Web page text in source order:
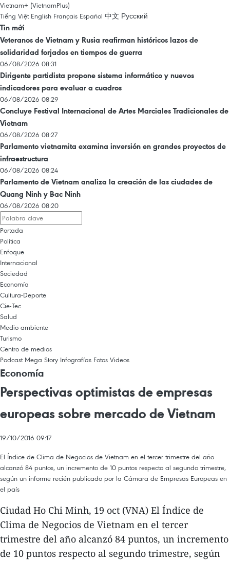
Vietnam+ (VietnamPlus)
Tiếng Việt English Français Español 中文 Русский
Tin mới
Veteranos de Vietnam y Rusia reafirman históricos lazos de
solidaridad forjados en tiempos de guerra
06/08/2026 08:31
Dirigente partidista propone sistema informático y nuevos
indicadores para evaluar a cuadros
06/08/2026 08:29
Concluye Festival Internacional de Artes Marciales Tradicionales de
Vietnam
06/08/2026 08:27
Parlamento vietnamita examina inversión en grandes proyectos de
infraestructura
06/08/2026 08:24
Parlamento de Vietnam analiza la creación de las ciudades de
Quang Ninh y Bac Ninh
06/08/2026 08:20
Portada
Política
Enfoque
Internacional
Sociedad
Economía
Cultura-Deporte
Cie-Tec
Salud
Medio ambiente
Turismo
Centro de medios
Podcast Mega Story Infografías Fotos Videos
Economía
Perspectivas optimistas de empresas
europeas sobre mercado de Vietnam
19/10/2016 09:17
El Índice de Clima de Negocios de Vietnam en el tercer trimestre del año
alcanzó 84 puntos, un incremento de 10 puntos respecto al segundo trimestre,
según un informe recién publicado por la Cámara de Empresas Europeas en
el país
Ciudad Ho Chi Minh, 19 oct (VNA) El Índice de
Clima de Negocios de Vietnam en el tercer
trimestre del año alcanzó 84 puntos, un incremento
de 10 puntos respecto al segundo trimestre, según